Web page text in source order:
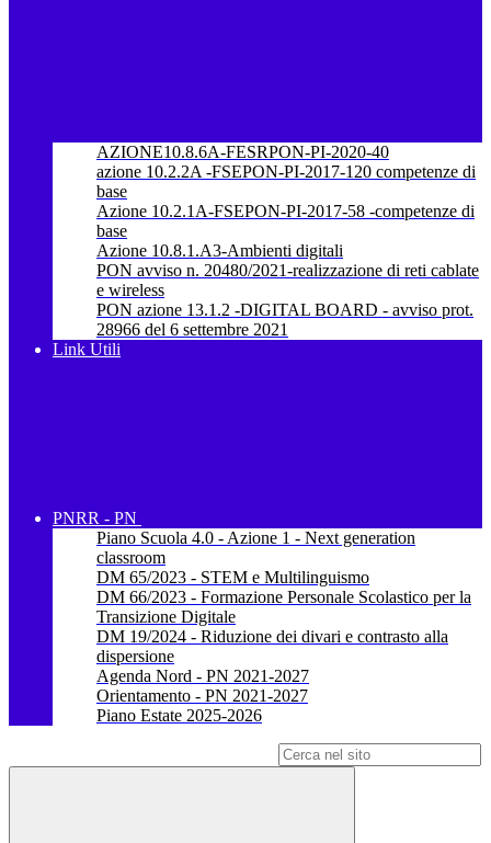
AZIONE10.8.6A-FESRPON-PI-2020-40
azione 10.2.2A -FSEPON-PI-2017-120 competenze di
base
Azione 10.2.1A-FSEPON-PI-2017-58 -competenze di
base
Azione 10.8.1.A3-Ambienti digitali
PON avviso n. 20480/2021-realizzazione di reti cablate
e wireless
PON azione 13.1.2 -DIGITAL BOARD - avviso prot.
28966 del 6 settembre 2021
Link Utili
PNRR - PN
Piano Scuola 4.0 - Azione 1 - Next generation
classroom
DM 65/2023 - STEM e Multilinguismo
DM 66/2023 - Formazione Personale Scolastico per la
Transizione Digitale
DM 19/2024 - Riduzione dei divari e contrasto alla
dispersione
Agenda Nord - PN 2021-2027
Orientamento - PN 2021-2027
Piano Estate 2025-2026